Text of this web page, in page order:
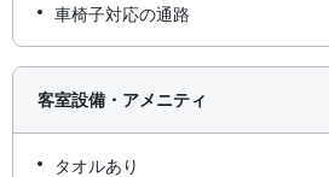
車椅子対応の通路
客室設備・アメニティ
タオルあり